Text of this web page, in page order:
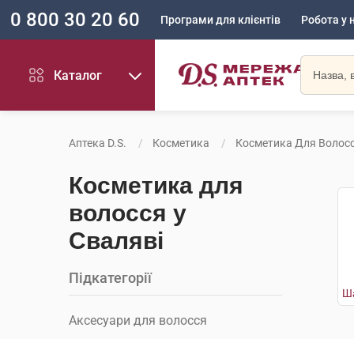
0 800 30 20 60 Програми для клієнтів Робота у
Каталог
Аптека D.S. Косметика Косметика Для
Косметика для
волосся у
Сваляві
Підкатегорії
Аксесуари для волосся